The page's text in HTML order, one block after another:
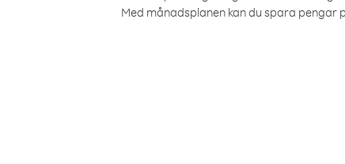
Med månadsplanen kan du spara pengar